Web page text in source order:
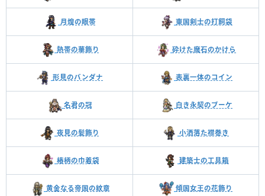
月煌の眼帯 東国剣士の打飼袋
熱帯の華飾り 砕けた魔石のかけら
形見のバンダナ 表裏一体のコイン
名君の冠 白き永契のブーケ
夜見の髪飾り 小洒落た襟巻き
椿柄の巾着袋 建築士の工具箱
黄金なる帝国の紋章 傾国女王の花飾り